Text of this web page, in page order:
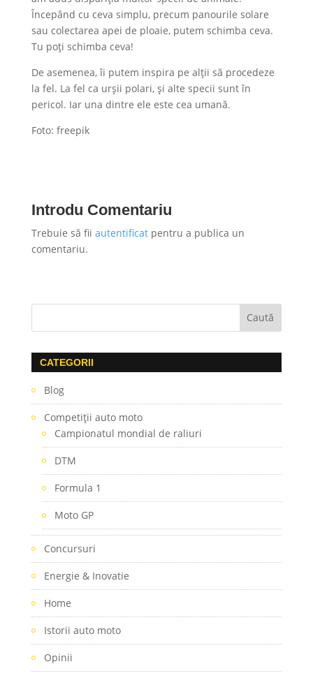
Începând cu ceva simplu, precum panourile solare
sau colectarea apei de ploaie, putem schimba ceva.
Tu poți schimba ceva!
De asemenea, îi putem inspira pe alții să procedeze
la fel. La fel ca urșii polari, și alte specii sunt în
pericol. Iar una dintre ele este cea umană.
Foto: freepik
Introdu Comentariu
Trebuie să fii autentificatpentru a publica un
comentariu.
CATEGORII
Blog
Competiţii auto moto
Campionatul mondial de raliuri
DTM
Formula 1
Moto GP
Concursuri
Energie & Inovatie
Home
Istorii auto moto
Opinii